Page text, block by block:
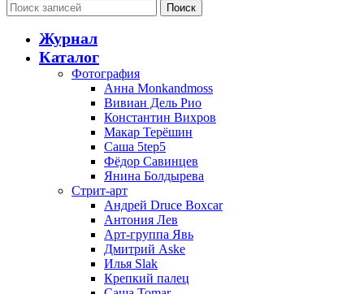
Поиск
Журнал
Каталог
Фотография
Анна Monkandmoss
Вивиан Дель Рио
Константин Вихров
Макар Терёшин
Саша 5tep5
Фёдор Савинцев
Янина Болдырева
Стрит-арт
Андрей Druce Boxcar
Антония Лев
Арт-группа Явь
Дмитрий Aske
Илья Slak
Крепкий палец